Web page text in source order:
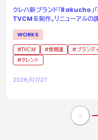
クレハ新ブランド「Rakucho」
TVCMを制作。リニューアルの
獲得するためのアイデアとは。
WORKS
TVCM 食関連
ブランデ
タレント
2026/07/27